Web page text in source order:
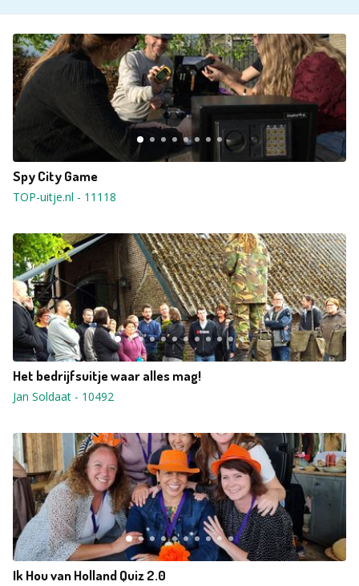
Spy City Game
TOP-uitje.nl - 11118
Het bedrijfsuitje waar alles mag!
Jan Soldaat - 10492
Ik Hou van Holland Quiz 2.0